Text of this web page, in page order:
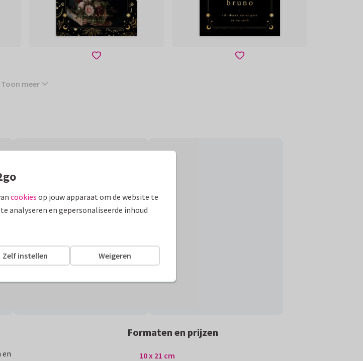
Toon meer
en
Formaten en prijzen
10 x 21 cm
cookies op jouw apparaat om de website te
analyseren en gepersonaliseerde inhoud
Weigeren
Zelf instellen